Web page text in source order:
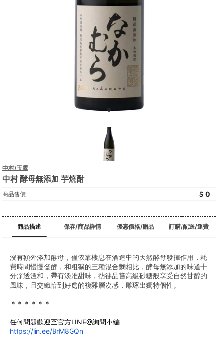
中村/玉露
中村 酵母無添加 芋燒酎
商品售價 0
商品描述 保存/商品詳情 優惠價格/贈品 訂購/配送/運費
沒有額外添加酵母，僅依靠棲息在酒造中的天然酵母發揮作用，耗
費時間慢慢發酵，和粗獷的三種混合麴相比，酵母無添加的味道十
分淨透溫和，帶有淡雅甜味，彷彿品嘗高級砂糖般享受自然甘醇的
風味，且交織恰到好處的複雜層次感，雕琢出獨特個性。
＊＊＊＊＊＊
任何問題歡迎至官方LINE@詢問小編
https://lin.ee/BrM8GQn